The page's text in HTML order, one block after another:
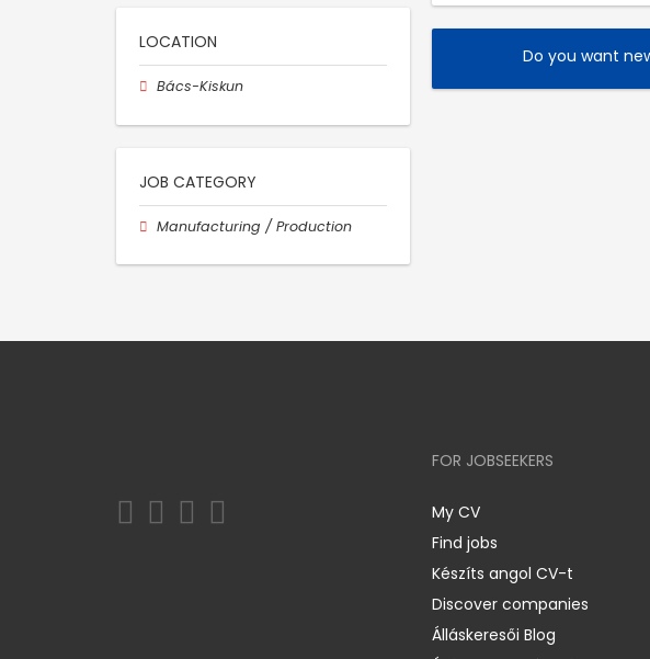
Do you want
LOCATION
Bács-Kiskun
JOB CATEGORY
Manufacturing / Production
FOR JOBSEEKERS
My CV
Find jobs
Készíts angol CV-t
Discover companies
Álláskeresői Blog